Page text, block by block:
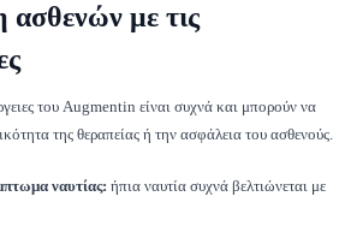
ασθενών με τις
του Augmentin είναι συχνά και μπορούν να
της θεραπείας ή την ασφάλεια του ασθενούς.
ναυτίας: ήπια ναυτία συχνά βελτιώνεται με